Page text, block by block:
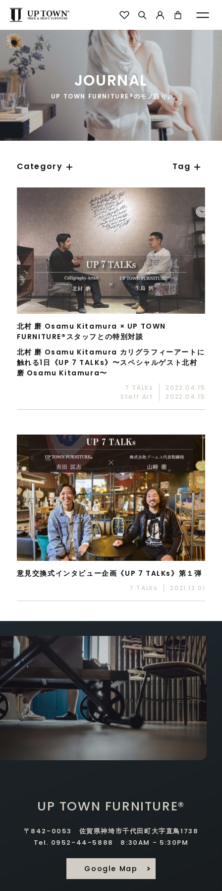
JOURNAL
UP TOWN FURNITURE®のモノ語り｡
Category Tag
北村 磨 Osamu Kitamura × UP TOWN
FURNITURE®スタッフとの特別対談
北村 磨 Osamu Kitamura カリグラフィーアートに
触れる1日《UP 7 TALKs》〜スペシャルゲスト北村
磨 Osamu Kitamura〜
7 TALKs
2022.04.15
Staff Art
2022.04.15
意見交換式インタビュー企画《UP 7 TALKs》第１弾
7 TALKs 2021.12.01
UP TOWN FURNITURE®
〒842-0053 佐賀県神埼市千代田町大字直鳥1738
Tel. 0952-44-5888 8:30AM - 5:30PM
Google Map